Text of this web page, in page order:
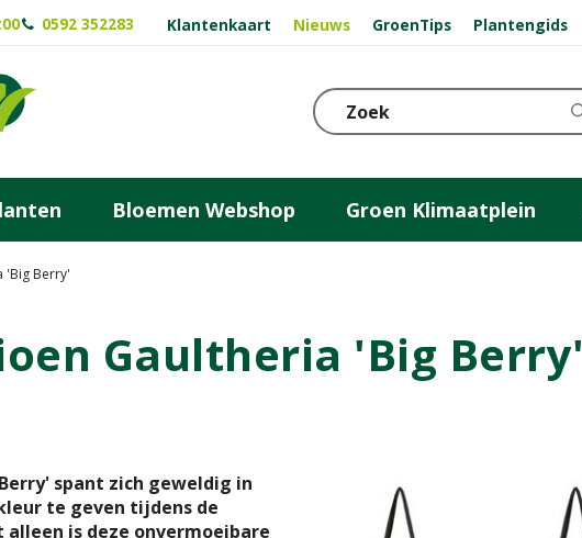
'Big Berry'
0592 352283 Klantenkaart Nieuws GroenTips Plantengids
Bloemen Webshop Groen Klimaatplein
Gaultheria 'Big Berry'
spant zich geweldig in
te geven tijdens de
is deze onvermoeibare